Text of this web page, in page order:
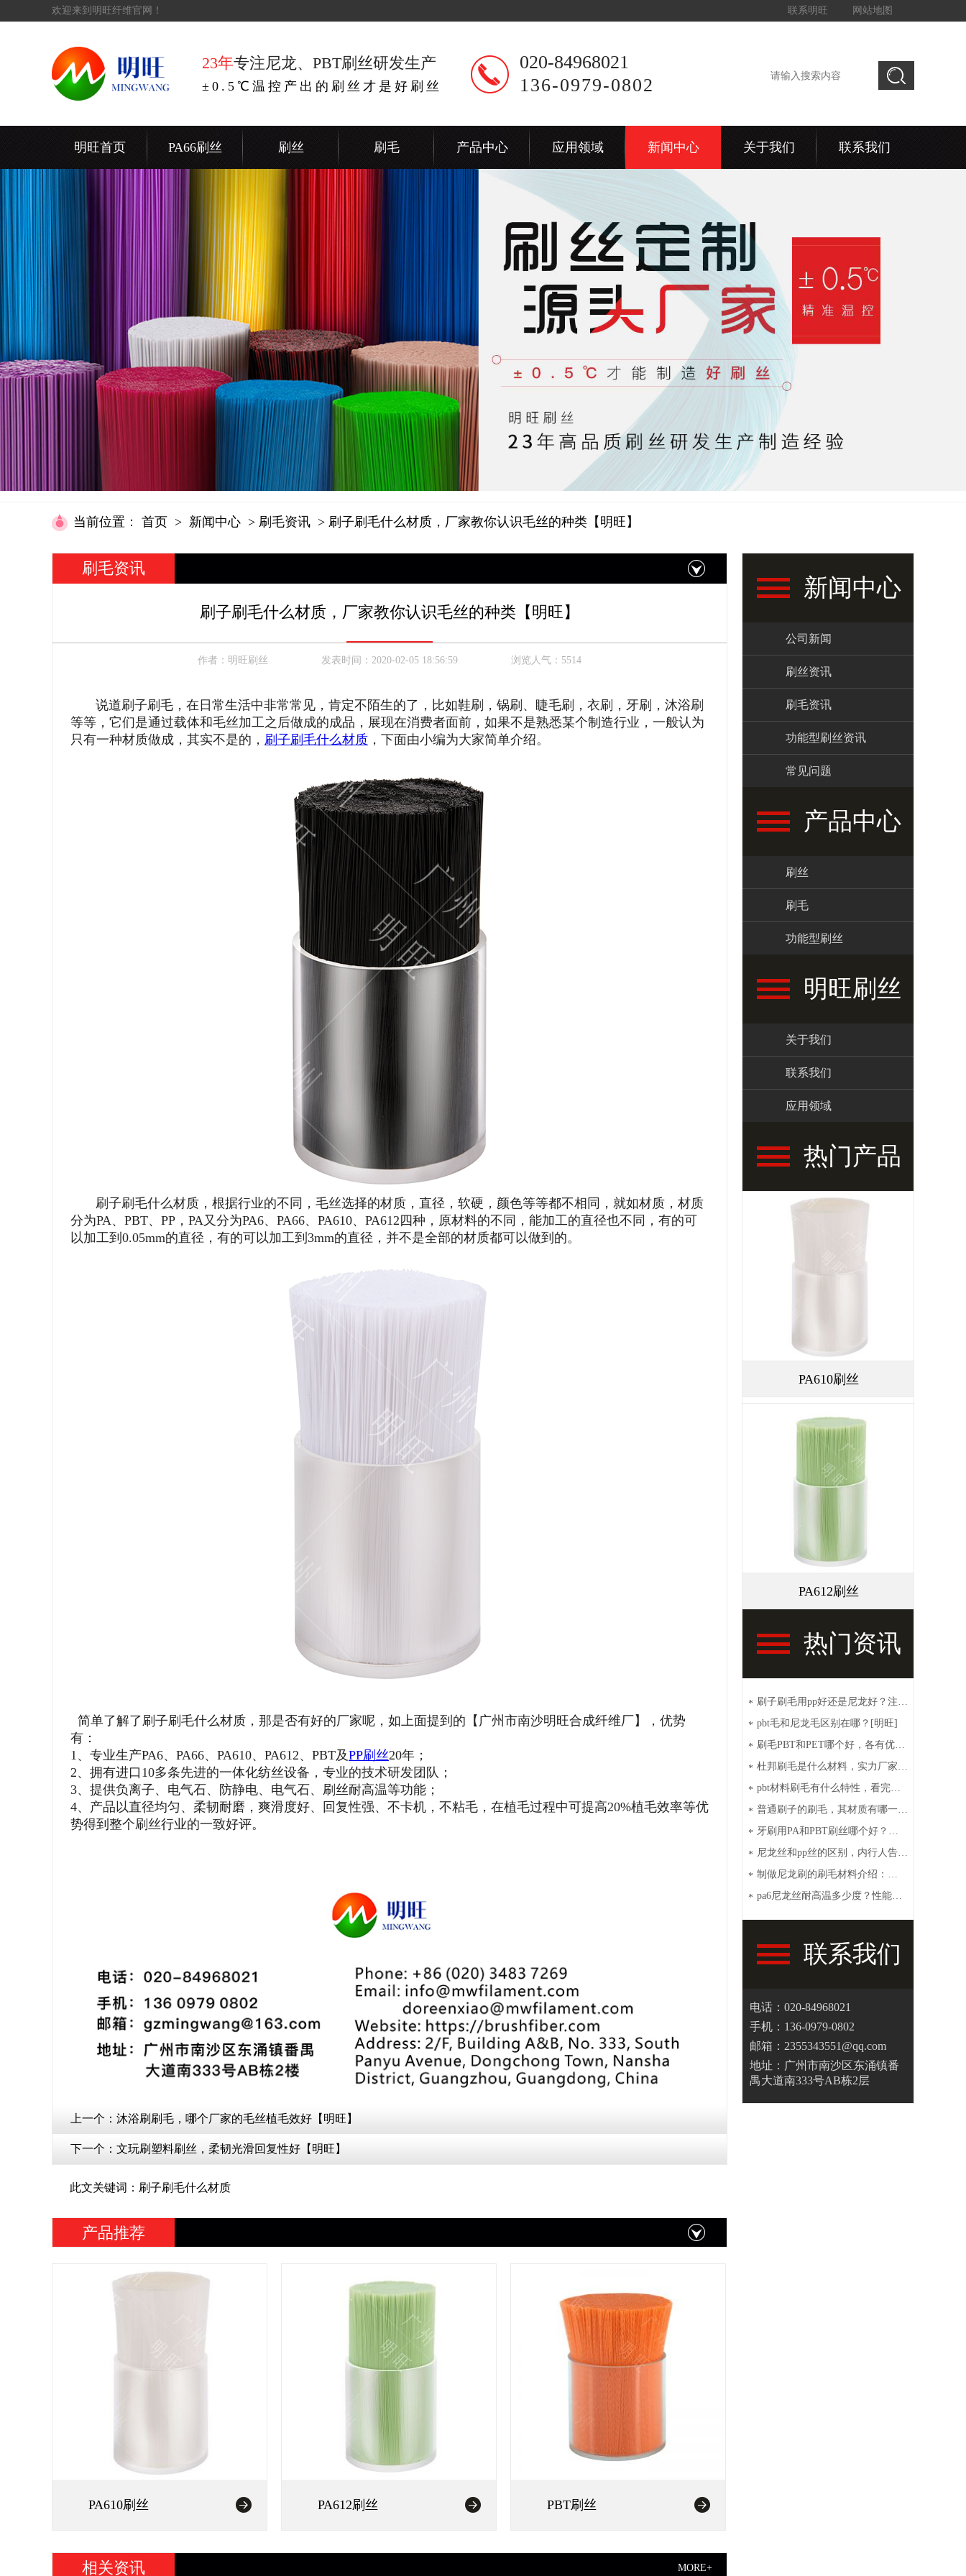
欢迎来到明旺纤维官网！ 联系明旺 网站地图
23年专注尼龙、PBT刷丝研发生产
±0.5℃温控产出的刷丝才是好刷丝
020-84968021
136-0979-0802
明旺首页 PA66刷丝 刷丝 刷毛 产品中心 应用领域 新闻中心 关于我们 联系我们
当前位置 ： 首页 > 新闻中心 > 刷毛资讯 > 刷子刷毛什么材质，厂家教你认识毛丝的种类【明旺】
刷毛资讯
刷子刷毛什么材质，厂家教你认识毛丝的种类【明旺】
作者： 明旺刷丝 发表时间： 2020-02-05 18:56:59 浏览人气： 5514
说道刷子刷毛，在日常生活中非常常见，肯定不陌生的了，比如鞋刷，锅刷、睫毛刷，衣刷，牙刷，沐浴刷
等等，它们是通过载体和毛丝加工之后做成的成品，展现在消费者面前，如果不是熟悉某个制造行业，一般认为
只有一种材质做成，其实不是的， 刷子刷毛什么材质 ，下面由小编为大家简单介绍。
刷子刷毛什么材质，根据行业的不同，毛丝选择的材质，直径，软硬，颜色等等都不相同，就如材质，材质
分为PA、PBT、PP，PA又分为PA6、PA66、PA610、PA612四种，原材料的不同，能加工的直径也不同，有的可
以加工到0.05mm的直径，有的可以加工到3mm的直径，并不是全部的材质都可以做到的。
简单了解了刷子刷毛什么材质，那是否有好的厂家呢，如上面提到的【广州市南沙明旺合成纤维厂】，优势
有：
1、专业生产PA6、PA66、PA610、PA612、PBT及PP刷丝20年；
2、拥有进口10多条先进的一体化纺丝设备，专业的技术研发团队；
3、提供负离子、电气石、防静电、电气石、刷丝耐高温等功能；
4、产品以直径均匀、柔韧耐磨，爽滑度好、回复性强、不卡机，不粘毛，在植毛过程中可提高20%植毛效率等优
势得到整个刷丝行业的一致好评。
上一个： 沐浴刷刷毛，哪个厂家的毛丝植毛效好【明旺】
下一个： 文玩刷塑料刷丝，柔韧光滑回复性好【明旺】
此文关键词：刷子刷毛什么材质
产品推荐
PA610刷丝 PA612刷丝 PBT刷丝
相关资讯 MORE+
新闻中心
公司新闻
刷丝资讯
刷毛资讯
功能型刷丝资讯
常见问题
产品中心
刷丝
刷毛
功能型刷丝
明旺刷丝
关于我们
联系我们
应用领域
热门产品
PA610刷丝
PA612刷丝
热门资讯
* 刷子刷毛用pp好还是尼龙好？注意
这些【明旺】
* pbt毛和尼龙毛区别在哪？[明旺]
* 刷毛PBT和PET哪个好，各有优点
[明旺]
* 杜邦刷毛是什么材料，实力厂家带
你了解【明旺】
* pbt材料刷毛有什么特性，看完你
就秒懂【明旺】
* 普通刷子的刷毛，其材质有哪一
些？【明旺】
* 牙刷用PA和PBT刷丝哪个好？性
价比高选这种[明旺]
* 尼龙丝和pp丝的区别，内行人告诉
你【明旺】
* 制做尼龙刷的刷毛材料介绍：
PA6、PA66、PET和PBT
* pa6尼龙丝耐高温多少度？性能特
点介绍【明旺】
联系我们
电话：020-84968021
手机：136-0979-0802
邮箱：2355343551@qq.com
地址：广州市南沙区东涌镇番
禺大道南333号AB栋2层